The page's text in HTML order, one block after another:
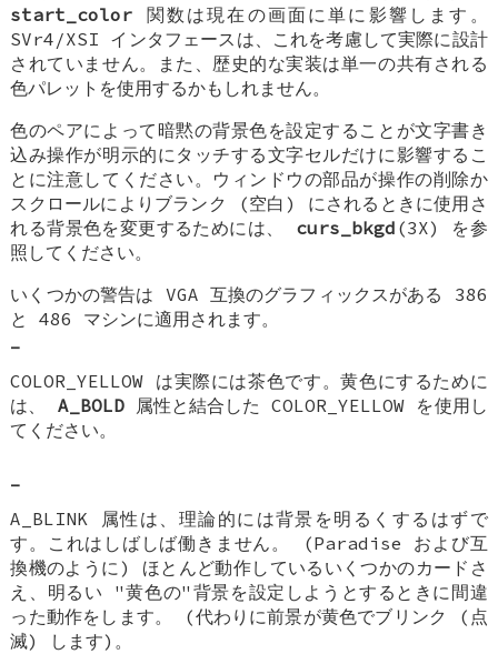
start_color 関数は現在の画面に単に影響します。
SVr4/XSI インタフェースは、これを考慮して実際に設計
されていません。また、歴史的な実装は単一の共有される
色パレットを使用するかもしれません。
色のペアによって暗黙の背景色を設定することが文字書き
込み操作が明示的にタッチする文字セルだけに影響するこ
とに注意してください。ウィンドウの部品が操作の削除か
スクロールによりブランク (空白) にされるときに使用さ
れる背景色を変更するためには、 curs_bkgd (3X) を参
照してください。
いくつかの警告は VGA 互換のグラフィックスがある 386
と 486 マシンに適用されます。
-
COLOR_YELLOW は実際には茶色です。黄色にするために
は、 A_BOLD属性と結合した COLOR_YELLOW を使用し
てください。
-
A_BLINK 属性は、理論的には背景を明るくするはずで
す。これはしばしば働きません。 (Paradise および互
換機のように) ほとんど動作しているいくつかのカードさ
え、明るい "黄色の"背景を設定しようとするときに間違
った動作をします。 (代わりに前景が黄色でブリンク (点
滅) します)。